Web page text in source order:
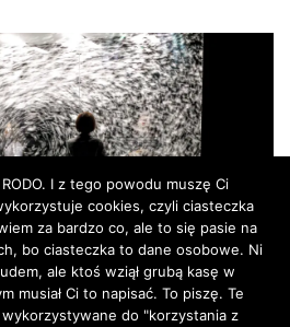
w piór­kach z akwa­rium burzowego…
I z tego powodu muszę Ci
cookies, czyli ciasteczka
za bardzo co, ale to się pasie na
bo ciasteczka to dane osobowe. Ni
ale ktoś wziął grubą kasę w
musiał Ci to napisać. To piszę. Te
do "korzystania z